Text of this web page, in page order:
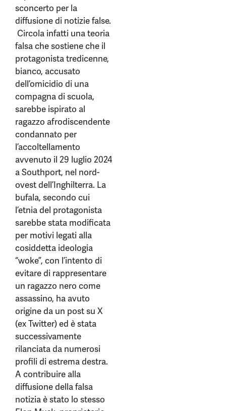
sconcerto per la
diffusione di notizie false.
Circola infatti una teoria
falsa che sostiene che il
protagonista tredicenne,
bianco, accusato
dell’omicidio di una
compagna di scuola,
sarebbe ispirato al
ragazzo afrodiscendente
condannato per
l’accoltellamento
avvenuto il 29 luglio 2024
a Southport, nel nord-
ovest dell’Inghilterra. La
bufala, secondo cui
l’etnia del protagonista
sarebbe stata modificata
per motivi legati alla
cosiddetta ideologia
“woke”, con l’intento di
evitare di rappresentare
un ragazzo nero come
assassino, ha avuto
origine da un post su X
(ex Twitter) ed è stata
successivamente
rilanciata da numerosi
profili di estrema destra.
A contribuire alla
diffusione della falsa
notizia è stato lo stesso